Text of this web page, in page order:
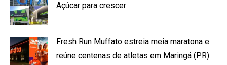
Açúcar para crescer
Fresh Run Muffato estreia meia maratona e
reúne centenas de atletas em Maringá (PR)